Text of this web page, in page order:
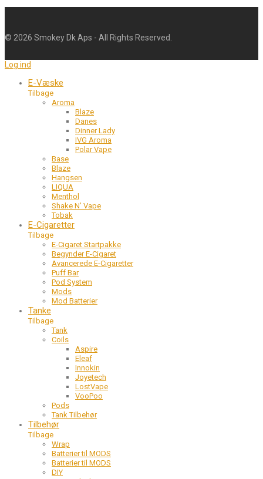
© 2026 Smokey Dk Aps - All Rights Reserved.
Log ind
E-Væske
Tilbage
Aroma
Blaze
Danes
Dinner Lady
IVG Aroma
Polar Vape
Base
Blaze
Hangsen
LIQUA
Menthol
Shake N’ Vape
Tobak
E-Cigaretter
Tilbage
E-Cigaret Startpakke
Begynder E-Cigaret
Avancerede E-Cigaretter
Puff Bar
Pod System
Mods
Mod Batterier
Tanke
Tilbage
Tank
Coils
Aspire
Eleaf
Innokin
Joyetech
LostVape
VooPoo
Pods
Tank Tilbehør
Tilbehør
Tilbage
Wrap
Batterier til MODS
Batterier til MODS
DIY